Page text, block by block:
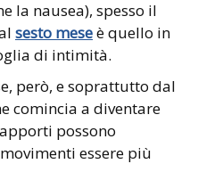
la nausea), spesso il
sesto meseè quello in
di intimità.
però, e soprattutto dal
comincia a diventare
possono
essere più